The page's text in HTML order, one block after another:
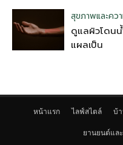
สุขภาพและคว
ดูแลผิวโดนน้
แผลเป็น
หน้าแรก ไลฟ์สไตล์ บ้
ยานยนต์แล